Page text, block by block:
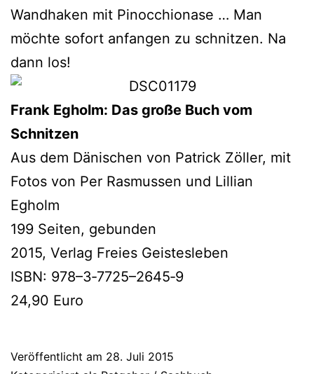
Wandhaken mit Pinocchionase … Man
möch­te sofort anfan­gen zu schnit­zen. Na
dann los!
Frank Egholm: Das gro­ße Buch vom
Schnitzen
Aus dem Dänischen von Patrick Zöller, mit
Fotos von Per Rasmussen und Lillian
Egholm
199 Seiten, gebunden
2015, Verlag Freies Geistesleben
ISBN: 978–3‑7725–2645‑9
24,90 Euro
Veröffentlicht am 28. Juli 2015